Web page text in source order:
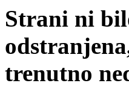
Strani ni
trenutno